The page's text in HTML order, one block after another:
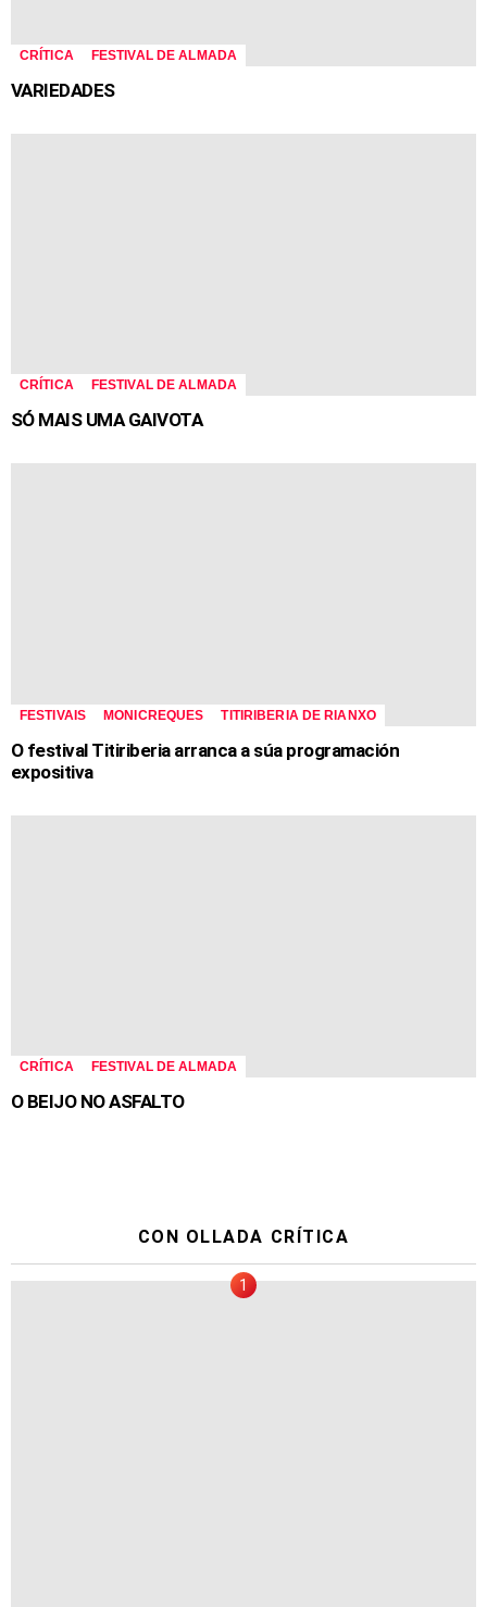
CRÍTICA FESTIVAL DE ALMADA
VARIEDADES
CRÍTICA FESTIVAL DE ALMADA
SÓ MAIS UMA GAIVOTA
FESTIVAIS MONICREQUES TITIRIBERIA DE RIANXO
O festival Titiriberia arranca a súa programación
expositiva
CRÍTICA FESTIVAL DE ALMADA
O BEIJO NO ASFALTO
CON OLLADA CRÍTICA